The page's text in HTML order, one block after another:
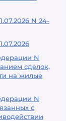
N 24-
N
сделок,
на жилые
N
с